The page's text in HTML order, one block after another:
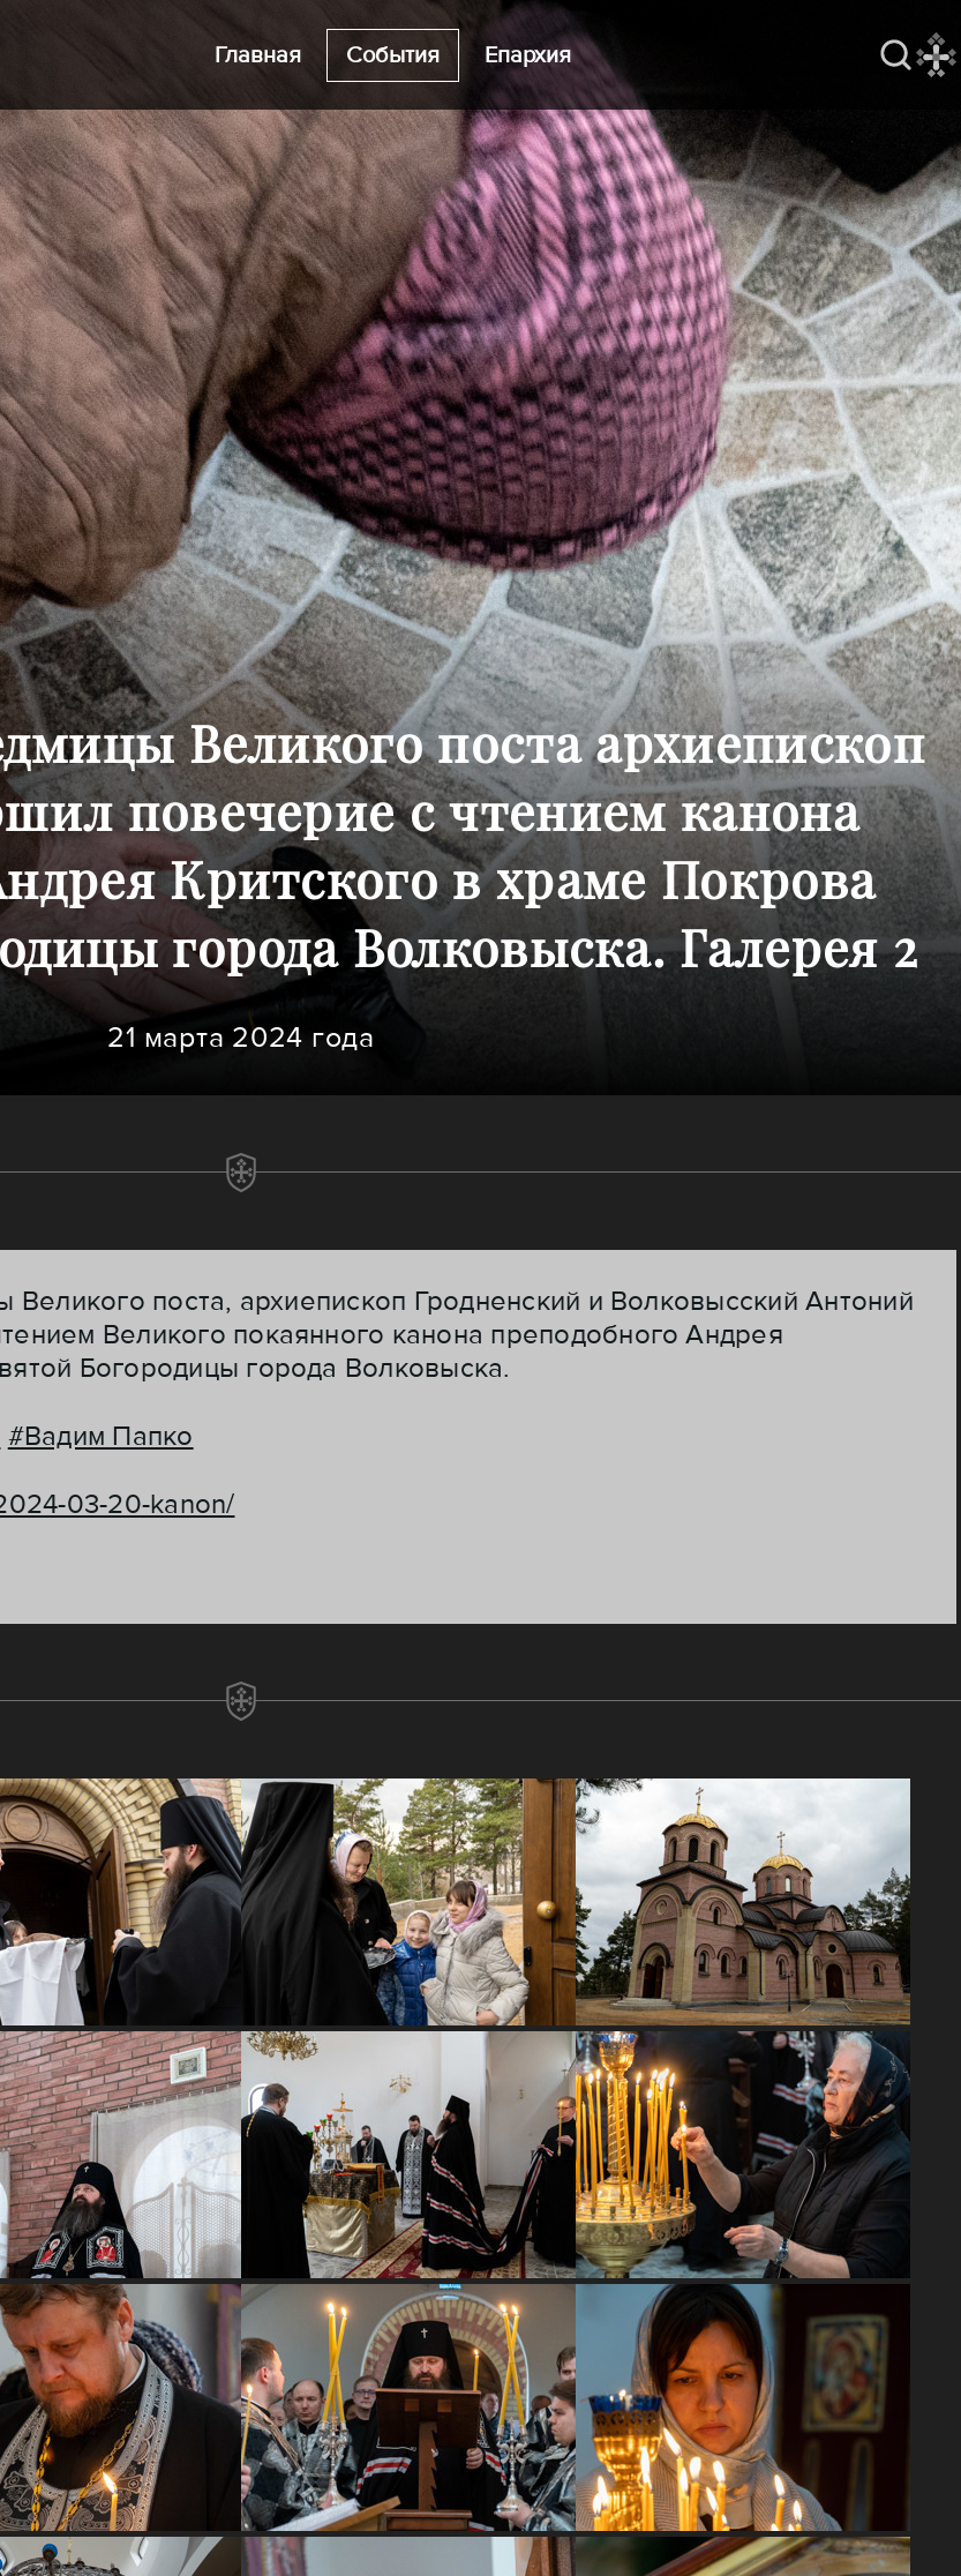
Главная События Епархия
Великого поста архиепископ
повечерие с чтением канона
Критского в храме Покрова
города Волковыска. Галерея 2
21 марта 2024 года
поста, архиепископ Гродненский и Волковысский Антоний
Великого покаянного канона преподобного Андрея
Богородицы города Волковыска.
#Вадим Папко
03-20-kanon/